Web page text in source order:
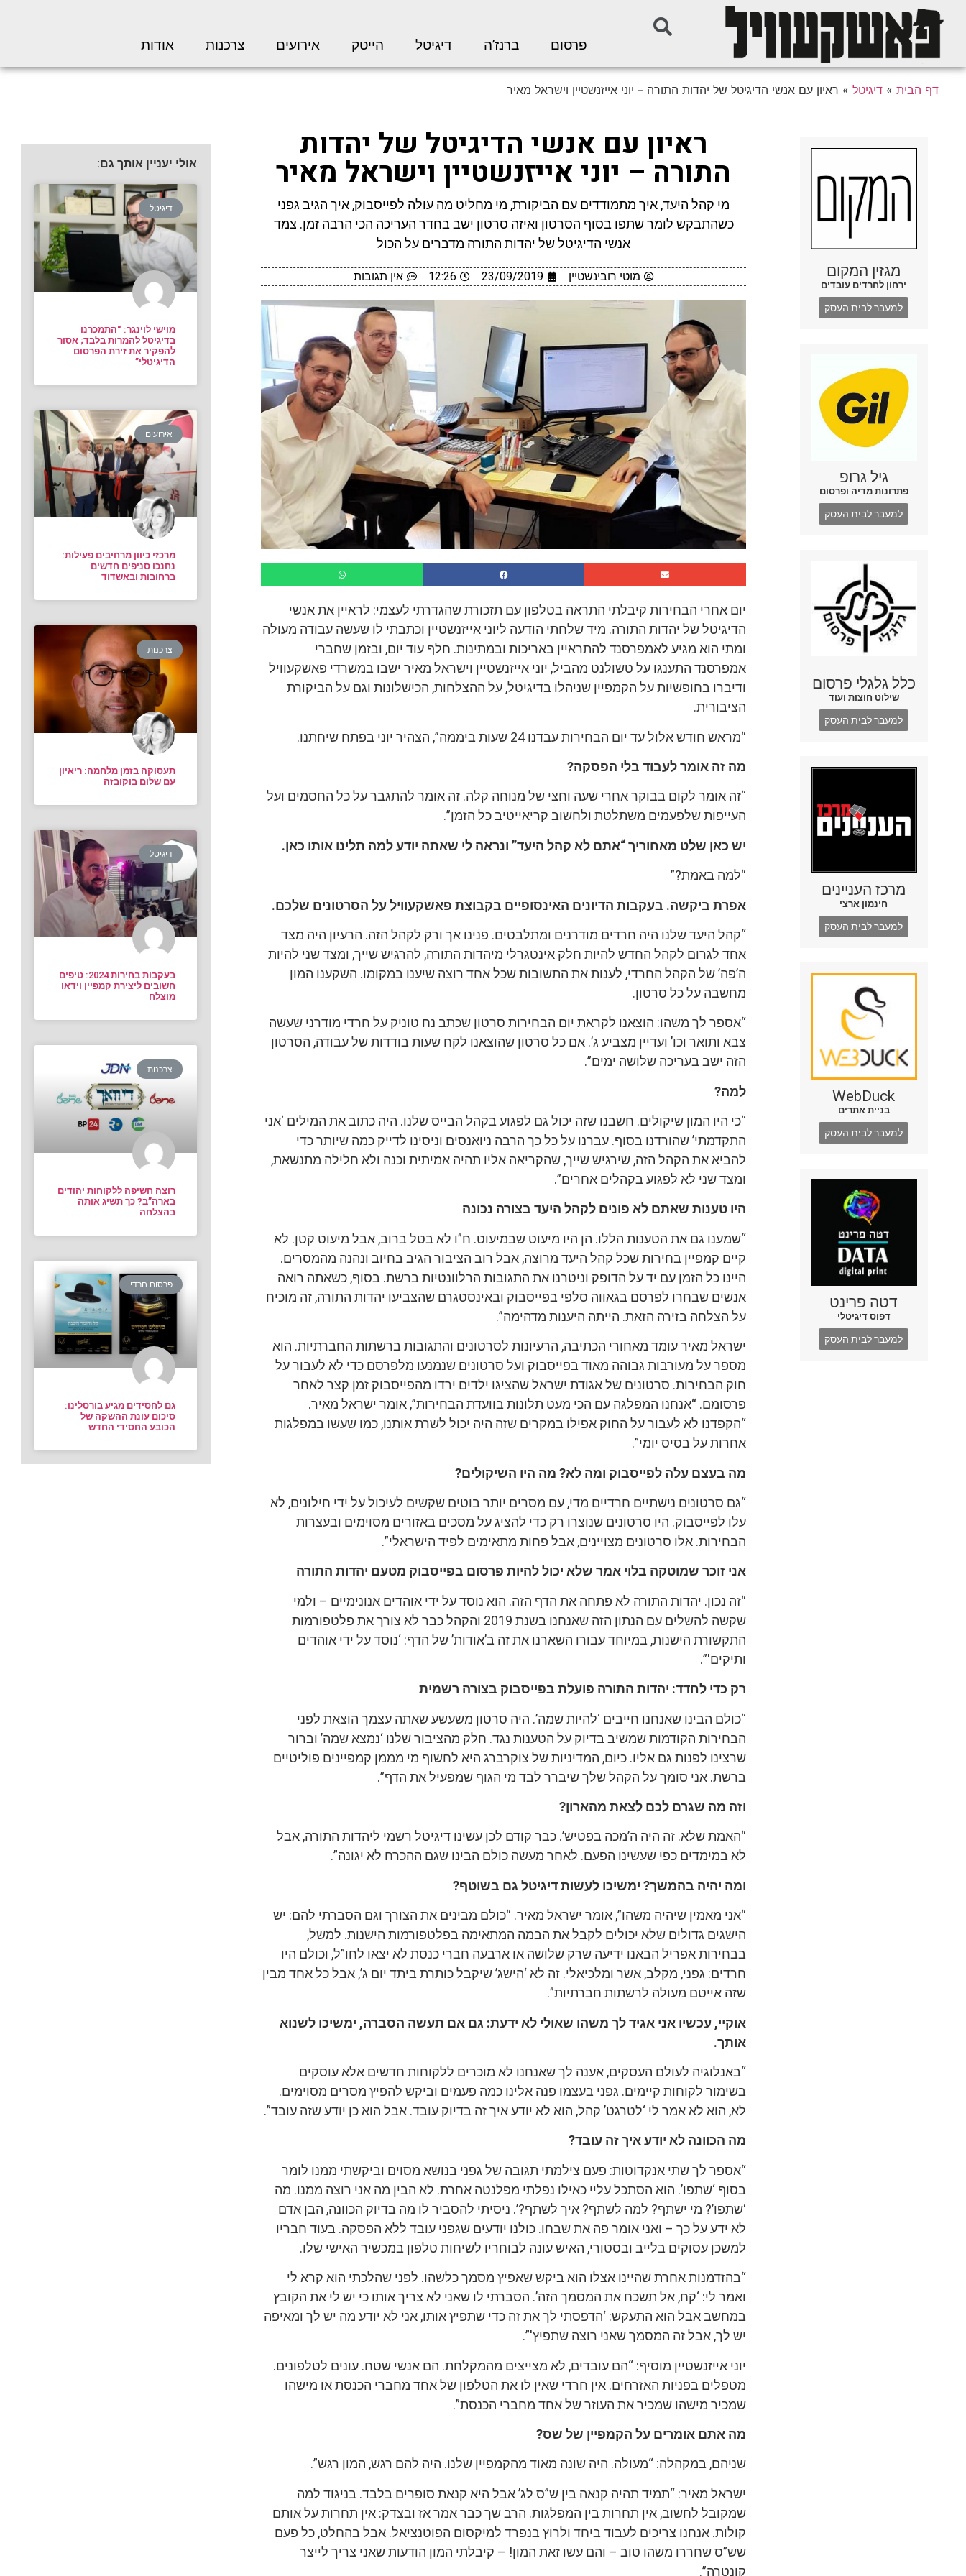
פרסום ברנז’ה דיגיטל הייטק אירועים צרכנות אודות
דף הבית »דיגיטל » ראיון עם אנשי הדיגיטל של יהדות התורה – יוני אייזנשטיין וישראל מאיר
מגזין המקום
ירחון לחרדים עובדים
למעבר לבית העסק
גיל גרופ
פתרונות מדיה ופרסום
למעבר לבית העסק
כלל גלגלי פרסום
שילוט חוצות ועוד
למעבר לבית העסק
מרכז העניינים
חינמון ארצי
למעבר לבית העסק
WebDuck
בניית אתרים
למעבר לבית העסק
דטה פרינט
דפוס דיגיטלי
למעבר לבית העסק
ראיון עם אנשי הדיגיטל של יהדות
התורה – יוני אייזנשטיין וישראל מאיר
מי קהל היעד, איך מתמודדים עם הביקורת, מי מחליט מה עולה לפייסבוק, איך הגיב גפני
כשהתבקש לומר שתפו בסוף הסרטון ואיזה סרטון ישב בחדר העריכה הכי הרבה זמן. צמד
אנשי הדיגיטל של יהדות התורה מדברים על הכול
מוטי רובינשטיין 23/09/2019
12:26 אין תגובות
יום אחרי הבחירות קיבלתי התראה בטלפון עם תזכורת שהגדרתי לעצמי: לראיין את אנשי
הדיגיטל של יהדות התורה. מיד שלחתי הודעה ליוני אייזנשטיין וכתבתי לו שעשה עבודה מעולה
ומתי הוא מגיע לאמפרסנד להתראיין באריכות ובמתינות. חלף עוד יום, ובזמן שחברי
אמפרסנד התענגו על טשולנט מהביל, יוני אייזנשטיין וישראל מאיר ישבו במשרדי פאשקעוויל
ודיברו בחופשיות על הקמפיין שניהלו בדיגיטל, על ההצלחות, הכישלונות וגם על הביקורת
הציבורית.
“מראש חודש אלול עד יום הבחירות עבדנו 24 שעות ביממה”, הצהיר יוני בפתח שיחתנו.
מה זה אומר לעבוד בלי הפסקה?
“זה אומר לקום בבוקר אחרי שעה וחצי של מנוחה קלה. זה אומר להתגבר על כל החסמים ועל
העייפות שלפעמים משתלטת ולחשוב קריאייטיב כל הזמן”.
יש כאן שלט מאחוריך “אתם לא קהל היעד” ונראה לי שאתה יודע למה תלינו אותו כאן.
“למה באמת?”
אפרת ביקשה. בעקבות הדיונים האינסופיים בקבוצת פאשקעוויל על הסרטונים שלכם.
“קהל היעד שלנו היה חרדים מודרנים ומתלבטים. פנינו אך ורק לקהל הזה. הרעיון היה מצד
אחד לגרום לקהל החדש להיות חלק אינטגרלי מיהדות התורה, להרגיש שייך, ומצד שני להיות
ה’פה’ של הקהל החרדי, לענות את התשובות שכל אחד רוצה שיענו במקומו. השקענו המון
מחשבה על כל סרטון.
“אספר לך משהו: הוצאנו לקראת יום הבחירות סרטון שכתב נח טוניק על חרדי מודרני שעשה
צבא ותואר וכו’ ועדיין מצביע ג’. אם כל סרטון שהוצאנו לקח שעות בודדות של עבודה, הסרטון
הזה ישב בעריכה שלושה ימים”.
למה?
“כי היו המון שיקולים. חשבנו שזה יכול גם לפגוע בקהל הבייס שלנו. היה כתוב את המילים ‘אני
התקדמתי’ שהורדנו בסוף. עברנו על כל כך הרבה ניואנסים וניסינו לדייק כמה שיותר כדי
להביא את הקהל הזה, שירגיש שייך, שהקריאה אליו תהיה אמיתית וכנה ולא חלילה מתנשאת,
ומצד שני לא לפגוע בקהלים אחרים”.
היו טענות שאתם לא פונים לקהל היעד בצורה נכונה
“שמענו גם את הטענות הללו. הן היו מיעוט שבמיעוט. ח”ו לא בטל ברוב, אבל מיעוט קטן. לא
קיים קמפיין בחירות שכל קהל היעד מרוצה, אבל רוב הציבור הגיב בחיוב ונהנה מהמסרים.
היינו כל הזמן עם יד על הדופק וניטרנו את התגובות הרלוונטיות ברשת. בסוף, כשאתה רואה
אנשים שבחרו לפרסם בגאווה סלפי בפייסבוק ובאינסטגרם שהצביעו יהדות התורה, זה מוכיח
על הצלחה בזירה הזאת. הייתה היענות מדהימה”.
ישראל מאיר עומד מאחורי הכתיבה, הרעיונות לסרטונים והתגובות ברשתות החברתיות. הוא
מספר על מעורבות גבוהה מאוד בפייסבוק ועל סרטונים שנמנעו מלפרסם כדי לא לעבור על
חוק הבחירות. סרטונים של אגודת ישראל שהציגו ילדים ירדו מהפייסבוק זמן קצר לאחר
פרסומם. “אנחנו המפלגה עם הכי מעט תלונות בוועדת הבחירות”, אומר ישראל מאיר.
“הקפדנו לא לעבור על החוק אפילו במקרים שזה היה יכול לשרת אותנו, כמו שעשו במפלגות
אחרות על בסיס יומי”.
מה בעצם עלה לפייסבוק ומה לא? מה היו השיקולים?
“גם סרטונים נישתיים חרדיים מדי, עם מסרים יותר בוטים שקשים לעיכול על ידי חילונים, לא
עלו לפייסבוק. היו סרטונים שנוצרו רק כדי להציג על מסכים באזורים מסוימים ובעצרות
הבחירות. אלו סרטונים מצויינים, אבל פחות מתאימים לפיד הישראלי”.
אני זוכר שמוטקה בלוי אמר שלא יכול להיות פרסום בפייסבוק מטעם יהדות התורה
“זה נכון. יהדות התורה לא פתחה את הדף הזה. הוא נוסד על ידי אוהדים אנונימיים – ולמי
שקשה להשלים עם הנתון הזה שאנחנו בשנת 2019 והקהל כבר לא צורך את פלטפורמות
התקשורת הישנות, במיוחד עבורו השארנו את זה ב’אודות’ של הדף: ‘נוסד על ידי אוהדים
ותיקים'”.
רק כדי לחדד: יהדות התורה פועלת בפייסבוק בצורה רשמית
“כולם הבינו שאנחנו חייבים ‘להיות שמה’. היה סרטון משעשע שאתה עצמך הוצאת לפני
הבחירות הקודמות שמשיב בדיוק על הטענות נגד. חלק מהציבור שלנו ‘נמצא שמה’ וברור
שרצינו לפנות גם אליו. כיום, המדיניות של צוקרברג היא לחשוף מי מממן קמפיינים פוליטיים
ברשת. אני סומך על הקהל שלך שיברר לבד מי הגוף שמפעיל את הדף”.
וזה מה שגרם לכם לצאת מהארון?
“האמת שלא. זה היה ה’מכה בפטיש’. כבר קודם לכן עשינו דיגיטל רשמי ליהדות התורה, אבל
לא במימדים כפי שעשינו הפעם. לאחר מעשה כולם הבינו שגם ההכרח לא יגונה”.
ומה יהיה בהמשך? ימשיכו לעשות דיגיטל גם בשוטף?
“אני מאמין שיהיה משהו”, אומר ישראל מאיר. “כולם מבינים את הצורך וגם הסברתי להם: יש
הישגים גדולים שלא יכולים לקבל את הבמה המתאימה בפלטפורמות הישנות. למשל,
בבחירות אפריל הבאנו ידיעה שרק שלושה או ארבעה חברי כנסת לא יצאו לחו”ל, וכולם היו
חרדים: גפני, מקלב, אשר ומלכיאלי. זה לא ‘הישג’ שיקבל כותרת ביתד יום ג’, אבל כל אחד מבין
שזה אייטם מעולה לרשתות חברתיות”.
אוקיי, עכשיו אני אגיד לך משהו שאולי לא ידעת: גם אם תעשה הסברה, ימשיכו לשנוא
אותך.
“באנלוגיה לעולם העסקים, אענה לך שאנחנו לא מוכרים ללקוחות חדשים אלא עוסקים
בשימור לקוחות קיימים. גפני בעצמו פנה אלינו כמה פעמים וביקש להפיץ מסרים מסוימים.
לא, הוא לא אמר לי ‘לטרגט’ קהל, הוא לא יודע איך זה בדיוק עובד. אבל הוא כן יודע שזה עובד”.
מה הכוונה לא יודע איך זה עובד?
“אספר לך שתי אנקדוטות: פעם צילמתי תגובה של גפני בנושא מסוים וביקשתי ממנו לומר
בסוף ‘שתפו’. הוא הסתכל עליי כאילו נפלתי מפלנטה אחרת. לא הבין מה אני רוצה ממנו. מה
‘שתפו’? מי ישתף? למה לשתף? איך לשתף?’. ניסיתי להסביר לו מה בדיוק הכוונה, הבן אדם
לא ידע על כך – ואני אומר פה את שבחו. כולנו יודעים שגפני עובד ללא הפסקה. בעוד חבריו
למשכן עסוקים בלייב ובסטורי, האיש עונה לבוחריו לשיחות טלפון במכשיר האישי שלו.
“בהזדמנות אחרת שהיינו אצלו הוא ביקש שאפיץ מסמך כלשהו. לפני שהלכתי הוא קרא לי
ואמר לי: ‘קח, אל תשכח את המסמך הזה’. הסברתי לו שאני לא צריך אותו כי יש לי את הקובץ
במחשב אבל הוא התעקש: ‘הדפסתי לך את זה כדי שתפיץ אותו, אני לא יודע מה יש לך ומאיפה
יש לך, אבל זה המסמך שאני רוצה שתפיץ'”.
יוני אייזנשטיין מוסיף: “הם עובדים, לא מצייצים מהמקלחת. הם אנשי שטח. עונים לטלפונים.
מטפלים בפניות האזרחים. אין חרדי שאין לו את הטלפון של אחד מחברי הכנסת או מישהו
שמכיר מישהו שמכיר את העוזר של אחד מחברי הכנסת”.
מה אתם אומרים על הקמפיין של שס?
שניהם, במקהלה: “מעולה. היה שונה מאוד מהקמפיין שלנו. היה להם רגש, המון רגש”.
ישראל מאיר: “תמיד תהיה קנאה בין ש”ס לג’ אבל היא קנאת סופרים בלבד. בניגוד למה
שמקובל לחשוב, אין תחרות בין המפלגות. הרב שך כבר אמר אז ובצדק: אין תחרות על אותם
קולות. אנחנו צריכים לעבוד ביחד ולרוץ בנפרד למיקסום הפוטנציאל. אבל בהחלט, כל פעם
שש”ס שחררו משהו טוב – והם עשו זאת המון! – קיבלתי המון הודעות שאני צריך לייצר
קונטרה”.
אולי יעניין אותך גם:
דיגיטל
מוישי לוינגר: “התמכרנו
בדיגיטל להמרות בלבד; אסור
להפקיר את זירת הפרסום
הדיגיטלי”
אירועים
מרכזי כיוון מרחיבים פעילות:
נחנכו סניפים חדשים
ברחובות ובאשדוד
צרכנות
תעסוקה בזמן מלחמה: ריאיון
עם שלום בוקובזה
דיגיטל
בעקבות בחירות 2024: טיפים
חשובים ליצירת קמפיין וידאו
מוצלח
צרכנות
רוצה חשיפה ללקוחות יהודים
בארה”ב? כך תשיג אותה
בהצלחה
פרסום חרדי
גם לחסידים מגיע בורסלינו:
סיכום עונת ההשקה של
הכובע החסידי החדש